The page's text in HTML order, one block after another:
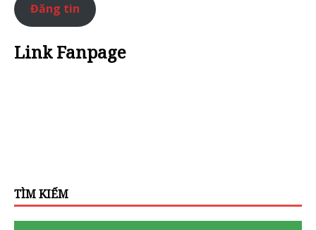
Đăng tin
Link Fanpage
TÌM KIẾM